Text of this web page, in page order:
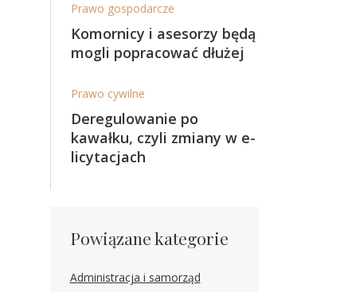
Prawo gospodarcze
Komornicy i asesorzy będą
mogli popracować dłużej
Prawo cywilne
Deregulowanie po
kawałku, czyli zmiany w e-
licytacjach
Powiązane kategorie
Administracja i samorząd